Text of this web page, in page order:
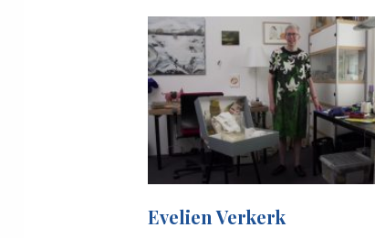
Evelien Verkerk